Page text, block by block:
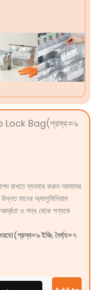
Lock Bag(প্রস্থ=৯
রাখতে ব্যবহার করুন আমাদের
মানের অ্যালুমিনিয়াম
ও গন্ধ থেকে পণ্যকে
ইঞ্চি, দৈর্ঘ্য=৭